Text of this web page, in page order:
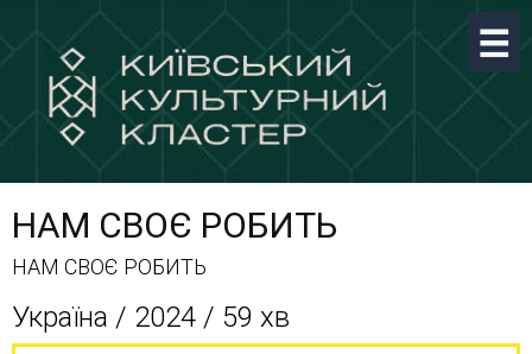
НАМ СВОЄ РОБИТЬ
НАМ СВОЄ РОБИТЬ
Україна / 2024 / 59 хв